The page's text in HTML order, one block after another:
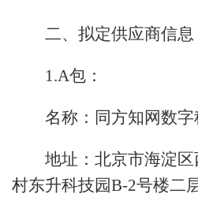
二、拟定供应商信息
1.A包：
名称：同方知网数字
地址：北京市海淀
村东升科技园B-2号楼二